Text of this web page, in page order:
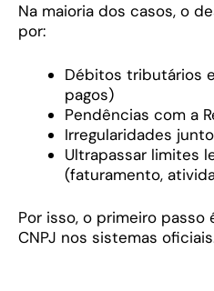
Na maioria dos casos, o
por:
Débitos tributários
pagos)
Pendências com a
Irregularidades
Ultrapassar limites
(faturamento,
Por isso, o primeiro
CNPJ nos sistemas